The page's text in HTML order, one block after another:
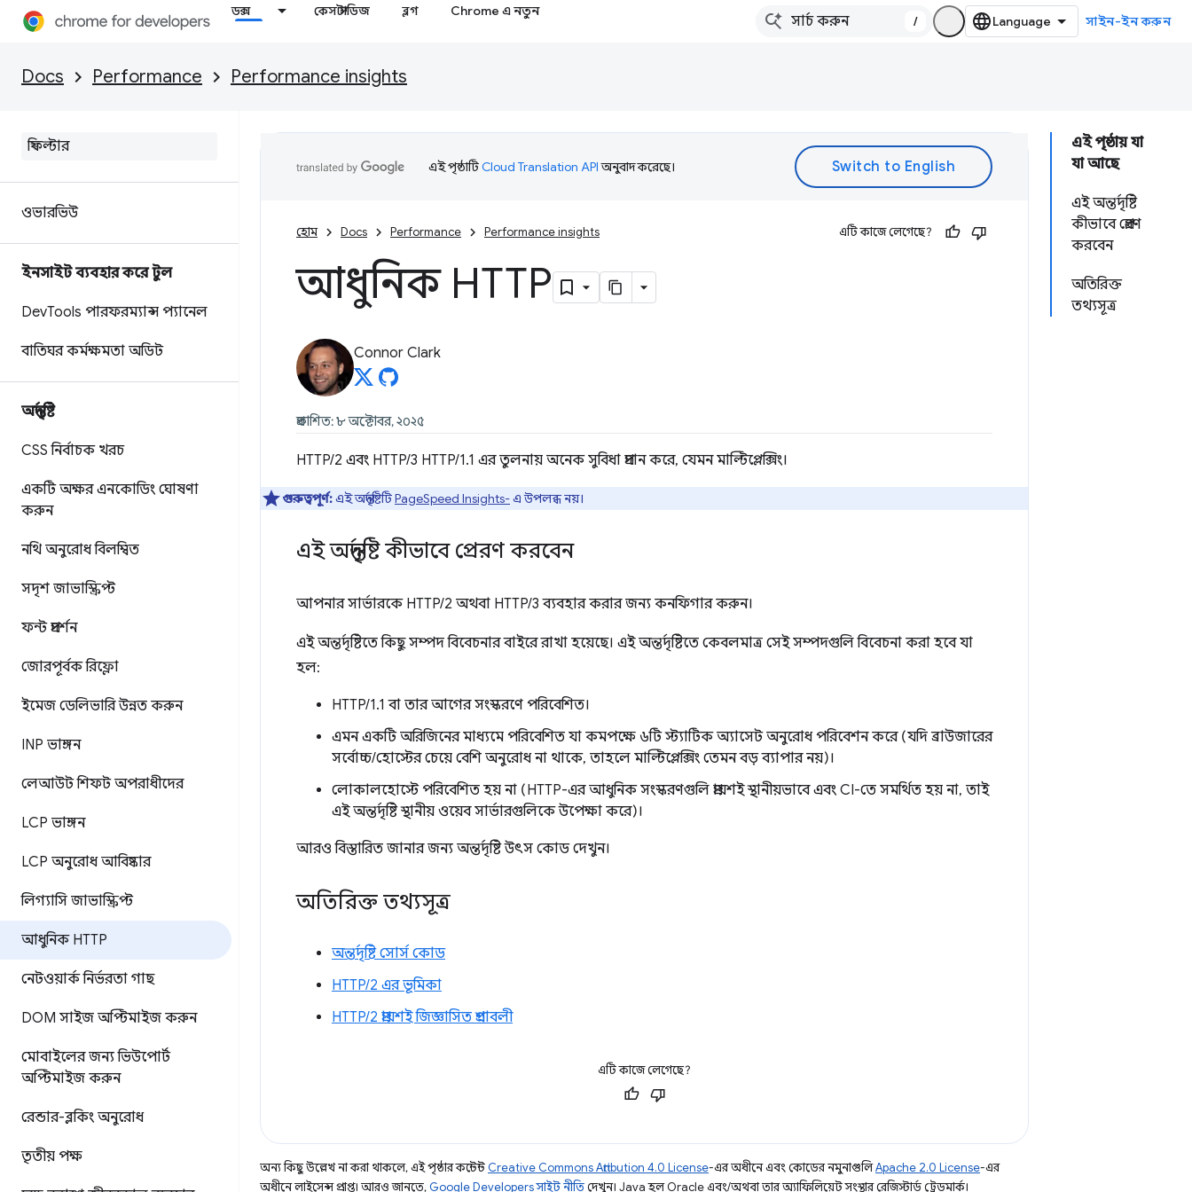
ডক্স কেস স্টাডিজ ব্লগ Chrome এ নতুন
/ সাইন-ইন করুন
Docs Performance Performance insights
ওভারভিউ
ইনসাইট ব্যবহার করে টুল
DevTools পারফরম্যান্স প্যানেল
বাতিঘর কর্মক্ষমতা অডিট
অন্তর্দৃষ্টি
CSS নির্বাচক খরচ
একটি অক্ষর এনকোডিং ঘোষণা
করুন
নথি অনুরোধ বিলম্বিত
সদৃশ জাভাস্ক্রিপ্ট
ফন্ট প্রদর্শন
জোরপূর্বক রিফ্লো
ইমেজ ডেলিভারি উন্নত করুন
INP ভাঙ্গন
লেআউট শিফট অপরাধীদের
LCP ভাঙ্গন
LCP অনুরোধ আবিষ্কার
লিগ্যাসি জাভাস্ক্রিপ্ট
আধুনিক HTTP
নেটওয়ার্ক নির্ভরতা গাছ
DOM সাইজ অপ্টিমাইজ করুন
মোবাইলের জন্য ভিউপোর্ট
অপ্টিমাইজ করুন
রেন্ডার-ব্লকিং অনুরোধ
তৃতীয় পক্ষ
এই পৃষ্ঠায় যা
যা আছে
এই অন্তর্দৃষ্টি
কীভাবে প্রেরণ
করবেন
অতিরিক্ত
তথ্যসূত্র
এই পৃষ্ঠাটিCloud Translation APIঅনুবাদ করেছে।
হোম Docs Performance Performance insights এটি কাজে লেগেছে?
আধুনিক HTTP
Connor Clark
প্রকাশিত: ৮ অক্টোবর, ২০২৫
HTTP/2 এবং HTTP/3 HTTP/1.1 এর তুলনায় অনেক সুবিধা প্রদান করে, যেমন মাল্টিপ্লেক্সিং।
গুরুত্বপূর্ণ:এই অন্তর্দৃষ্টিটিPageSpeed ​​Insights-এ উপলব্ধ নয়।
এই অন্তর্দৃষ্টি কীভাবে প্রেরণ করবেন
আপনার সার্ভারকে HTTP/2 অথবা HTTP/3 ব্যবহার করার জন্য কনফিগার করুন।
এই অন্তর্দৃষ্টিতে কিছু সম্পদ বিবেচনার বাইরে রাখা হয়েছে। এই অন্তর্দৃষ্টিতে কেবলমাত্র সেই সম্পদগুলি বিবেচনা করা হবে যা
হল:
HTTP/1.1 বা তার আগের সংস্করণে পরিবেশিত।
এমন একটি অরিজিনের মাধ্যমে পরিবেশিত যা কমপক্ষে ৬টি স্ট্যাটিক অ্যাসেট অনুরোধ পরিবেশন করে (যদি ব্রাউজারের
সর্বোচ্চ/হোস্টের চেয়ে বেশি অনুরোধ না থাকে, তাহলে মাল্টিপ্লেক্সিং তেমন বড় ব্যাপার নয়)।
লোকালহোস্টে পরিবেশিত হয় না (HTTP-এর আধুনিক সংস্করণগুলি প্রায়শই স্থানীয়ভাবে এবং CI-তে সমর্থিত হয় না, তাই
এই অন্তর্দৃষ্টি স্থানীয় ওয়েব সার্ভারগুলিকে উপেক্ষা করে)।
আরও বিস্তারিত জানার জন্য অন্তর্দৃষ্টি উৎস কোড দেখুন।
অতিরিক্ত তথ্যসূত্র
অন্তর্দৃষ্টি সোর্স কোড
HTTP/2 এর ভূমিকা
HTTP/2 প্রায়শই জিজ্ঞাসিত প্রশ্নাবলী
এটি কাজে লেগেছে?
অন্য কিছু উল্লেখ না করা থাকলে, এই পৃষ্ঠার কন্টেন্ট Creative Commons Attribution 4.0 License-এর অধীনে এবং কোডের নমুনাগুলিApache 2.0 License-এর
অধীনে লাইসেন্স প্রাপ্ত। আরও জানতে, Google Developers সাইট নীতিদেখুন। Java হল Oracle এবং/অথবা তার অ্যাফিলিয়েট সংস্থার রেজিস্টার্ড ট্রেডমার্ক।